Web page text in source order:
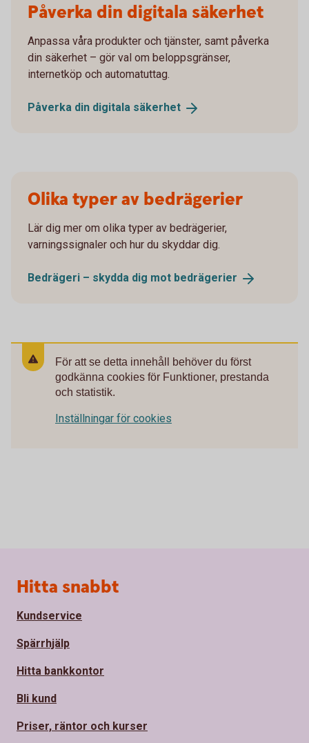
Påverka din digitala säkerhet
Anpassa våra produkter och tjänster, samt påverka
din säkerhet – gör val om beloppsgränser,
internetköp och automatuttag.
Påverka din digitala säkerhet
Olika typer av bedrägerier
Lär dig mer om olika typer av bedrägerier,
varningssignaler och hur du skyddar dig.
Bedrägeri – skydda dig mot bedrägerier
För att se detta innehåll behöver du först
godkänna cookies för Funktioner, prestanda
och statistik.
Inställningar för cookies
Sidfot
Hitta snabbt
Kundservice
Spärrhjälp
Hitta bankkontor
Bli kund
Priser, räntor och kurser